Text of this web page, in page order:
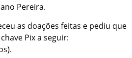
Pereira.
as doações feitas e pediu que
Pix a seguir: